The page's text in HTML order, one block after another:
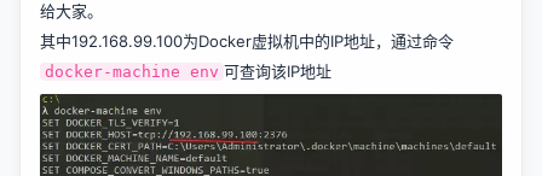
给大家。
其中192.168.99.100为Docker虚拟机中的IP地址，通过命令
docker-machine env 可查询该IP地址